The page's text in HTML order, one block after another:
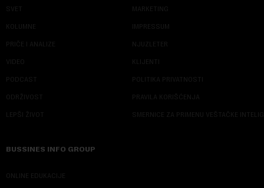
SVET
KOLUMNE
PRIČE I ANALIZE
VIDEO
PODCAST
ODRŽIVOST
LEPŠI ŽIVOT
MARKETING
IMPRESSUM
NJUZLETER
KLIJENTI
POLITIKA PRIVATNOSTI
PRAVILA KORIŠĆENJA
SMERNICE ZA PRIMENU VEŠTAČKE
BUSSINES INFO GROUP
ONLINE EDUKACIJE